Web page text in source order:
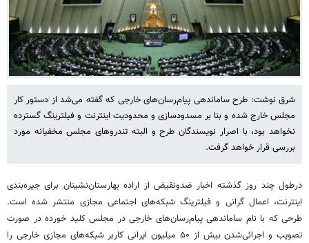
شرق نوشت: طرح ساماندهی پیام‌رسان‌های خارجی که گفته می‌شد از دستور کار
مجلس خارج شده و بنا بر مسدودسازی و محدودیت اینترنت و فیلترینگ گسترده
نخواهد بود، با اصرار نویسندگان طرح و البته تندروهای مجلس مخفیانه مورد
بررسی قرار خواهد گرفت.
درطول چند روز گذشته اخبار ضدونقیض از اراده بهارستان‌نشینان برای جیره‌بندی
اینترنت، اعمال گرانی و فیلترینگ شبکه‌های اجتماعی مجازی منتشر شده است.
طرحی که با نام ساماندهی پیام‌رسان‌های خارجی در مجلس کلید خورده در صورت
تصویب و اجرائی‌شدن بیش از ۵۰ میلیون ایرانی کاربر شبکه‌های مجازی خارجی را